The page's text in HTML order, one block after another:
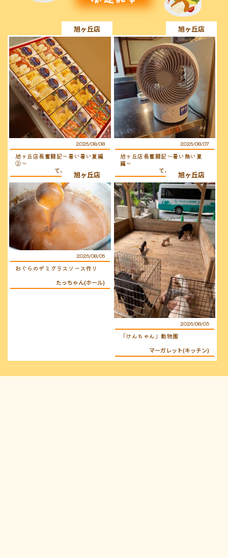
旭ヶ丘店
2026/08/08
旭ヶ丘店長奮闘記〜暑い暑い夏編
②〜
てんちょ〜（店長）
旭ヶ丘店
2026/08/07
旭ヶ丘店長奮闘記〜暑い熱い夏
編〜
てんちょ〜（店長）
旭ヶ丘店
2026/08/06
おぐらのデミグラスソース作り
たっちゃん(ホール)
旭ヶ丘店
2026/08/05
「けんちゃん」動物園
マーガレット(キッチン)